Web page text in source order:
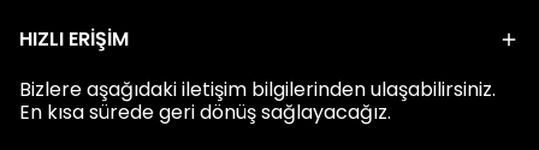
HIZLI ERİŞİM
Bizlere aşağıdaki iletişim bilgilerinden ulaşabilirsiniz.
En kısa sürede geri dönüş sağlayacağız.